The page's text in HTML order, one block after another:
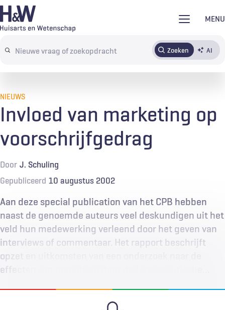
Overslaan
en
de
MENU
Search
terms
Zoeken AI
AbonnerenTijdschrift Inloggen
NIEUWS
Invloed van marketing op
voorschrijfgedrag
Door J. Schuling
Gepubliceerd 10 augustus 2002
Aan deze special publication van het CPB hebben
naast de genoemde auteurs veel deskundigen uit het
veld hun medewerking verleend door het geven van
interviews of commentaar. Het rapport beschrijft
opzet en uitkomsten van een onderzoek naar de
effecten van marketing door de farmaceutische…